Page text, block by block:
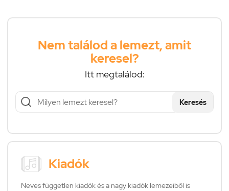
Nem találod a lemezt, amit
keresel?
Itt megtalálod:
Keresés
Kiadók
Neves független kiadók és a nagy kiadók lemezeiből is